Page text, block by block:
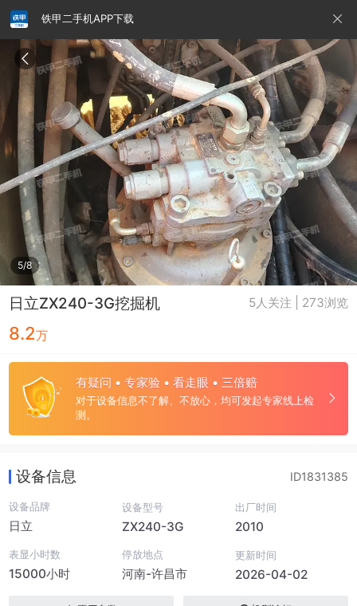
铁甲二手机APP下载
5/8
日立ZX240-3G挖掘机 5人关注 | 273浏览
8.2万
有疑问 • 专家验 • 看走眼 • 三倍赔
对于设备信息不了解、不放心，均可发起专家线上检
测。
请输入手机号
提
即
示
您
策》
设备信息 ID1831385
设备品牌
日立
设备型号
ZX240-3G
出厂时间
2010
表显小时数
15000小时
停放地点
河南-许昌市
更新时间
2026-04-02
铁甲龙总部 4000099032 认证经纪人